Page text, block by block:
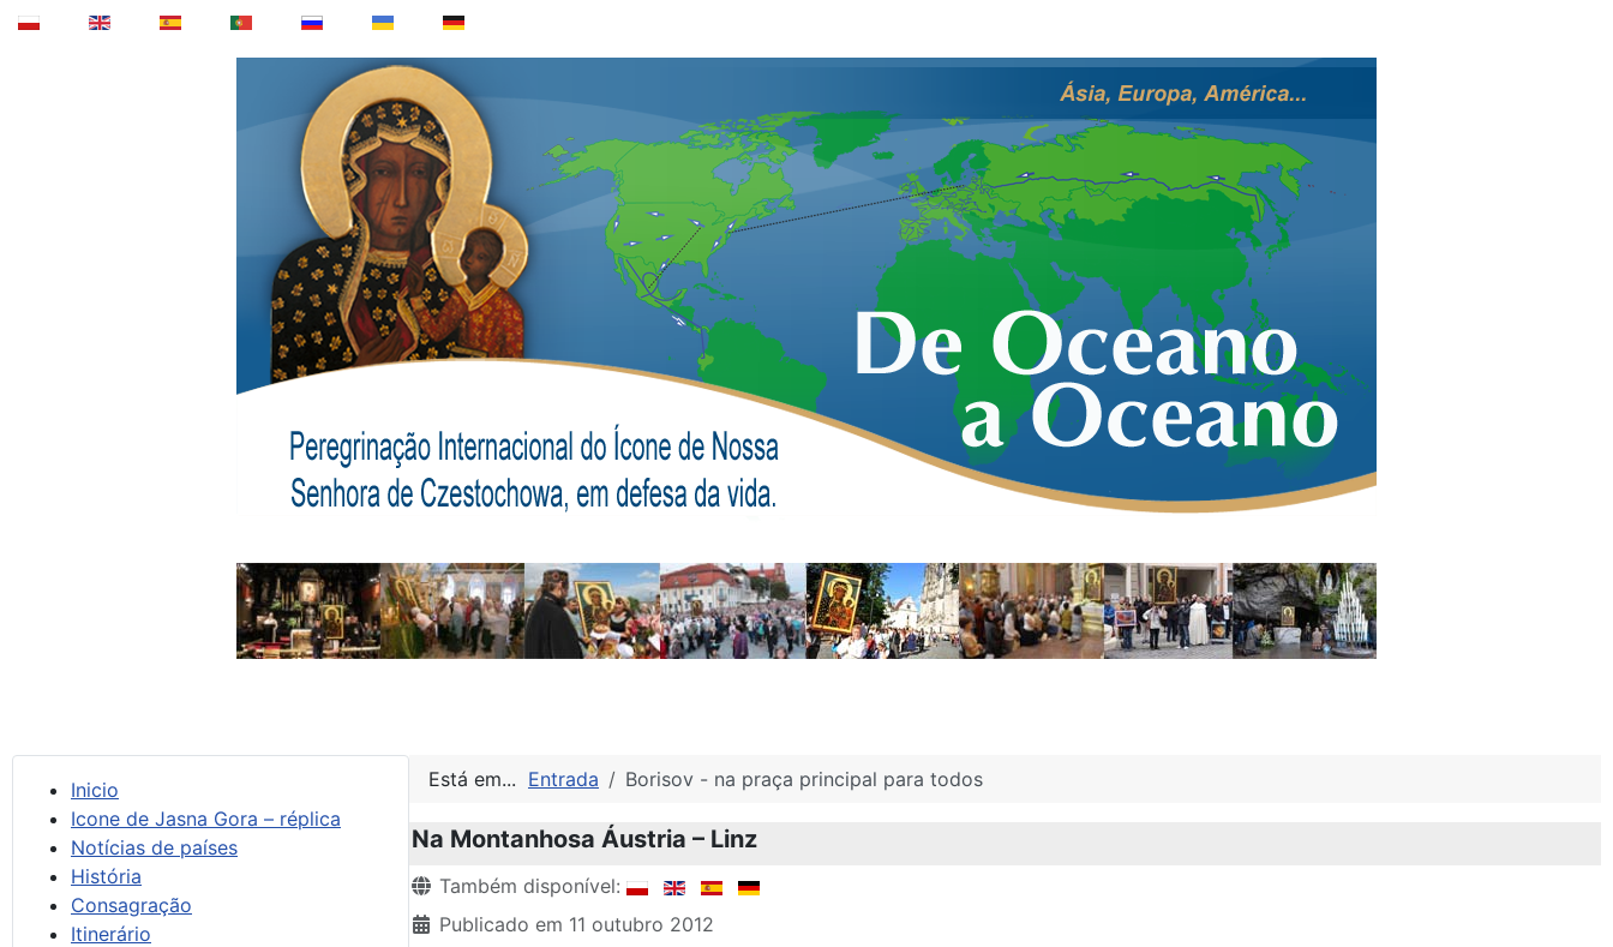
Inicio
Icone de Jasna Gora – réplica
Notícias de países
História
Consagração
Itinerário
Está em... Entrada Borisov - na praça principal para todos
Na Montanhosa Áustria – Linz
Detalhes
Também disponível:
Publicado em 11 outubro 2012